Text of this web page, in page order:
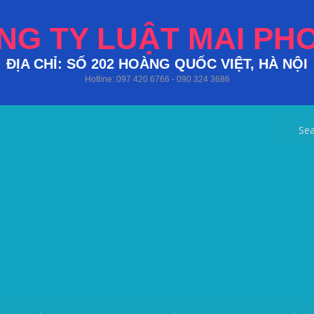
TY LUẬT MAI
ĐỊA CHỈ: SỐ 202 HOÀNG QUỐC VIỆT, HÀ NỘI
Hotline: 097 420 6766 - 090 324 3686